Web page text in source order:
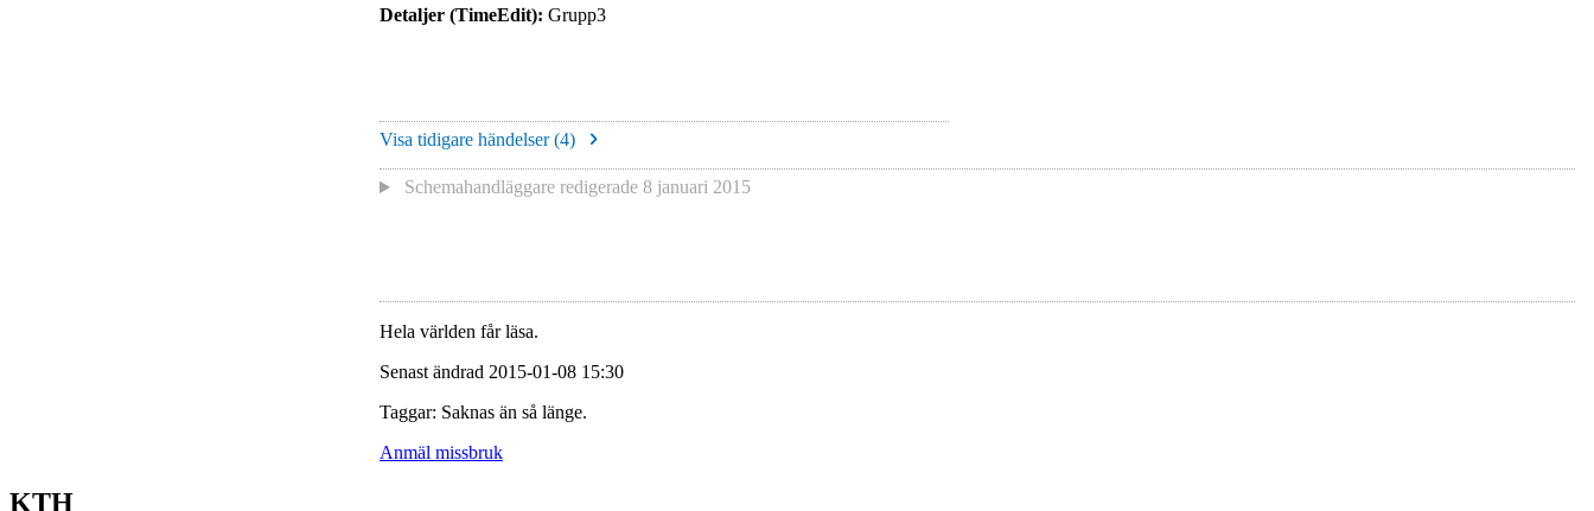
Detaljer (TimeEdit): Grupp3
Visa tidigare händelser (4)
Schemahandläggare redigerade 8 januari 2015
Hela världen får läsa.
Senast ändrad 2015-01-08 15:30
Taggar: Saknas än så länge.
Anmäl missbruk
KTH